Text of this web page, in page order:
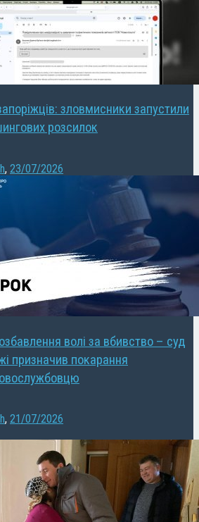
зловмисники запустили
розсилок
, 23/07/2026
волі за вбивство – суд
призначив покарання
, 21/07/2026